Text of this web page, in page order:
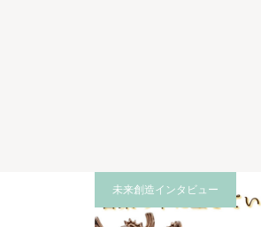
未来創造インタビュー